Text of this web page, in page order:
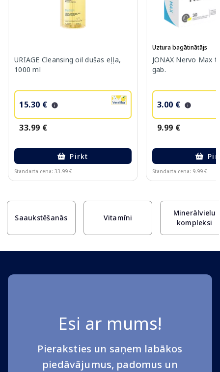
URIAGE Cleansing oil dušas eļļa,
1000 ml
15.30 €
33.99 €
Pirkt
Standarta cena: 33.99 €
Uztura bagātinātājs
JONAX Nervo Max
gab.
3.00 €
9.99 €
Standarta cena: 9.99 €
Saaukstēšanās Vitamīni
Minerālvielu
kompleksi
Esi ar mums!
Pieraksties un saņem labākos
piedāvājumus, padomus un